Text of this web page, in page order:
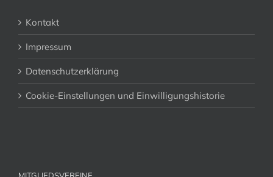
Kontakt
Impressum
Datenschutzerklärung
Cookie-Einstellungen und Einwilligungshistorie
MITGLIEDSVEREINE